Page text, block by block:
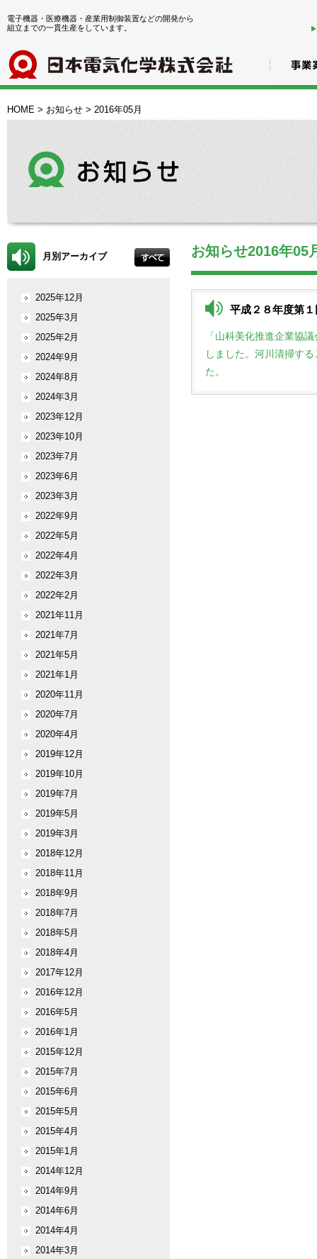
電子機器・医療機器・産業用制御装置などの開発から
組立までの一貫生産をしています。
HOME > お知らせ > 2016年05月
お知らせ2016年05
平成２８年度第
「山科美化推進企業協
しました。河川清掃す
た。
月別アーカイブ
2025年12月
2025年3月
2025年2月
2024年9月
2024年8月
2024年3月
2023年12月
2023年10月
2023年7月
2023年6月
2023年3月
2022年9月
2022年5月
2022年4月
2022年3月
2022年2月
2021年11月
2021年7月
2021年5月
2021年1月
2020年11月
2020年7月
2020年4月
2019年12月
2019年10月
2019年7月
2019年5月
2019年3月
2018年12月
2018年11月
2018年9月
2018年7月
2018年5月
2018年4月
2017年12月
2016年12月
2016年5月
2016年1月
2015年12月
2015年7月
2015年6月
2015年5月
2015年4月
2015年1月
2014年12月
2014年9月
2014年6月
2014年4月
2014年3月